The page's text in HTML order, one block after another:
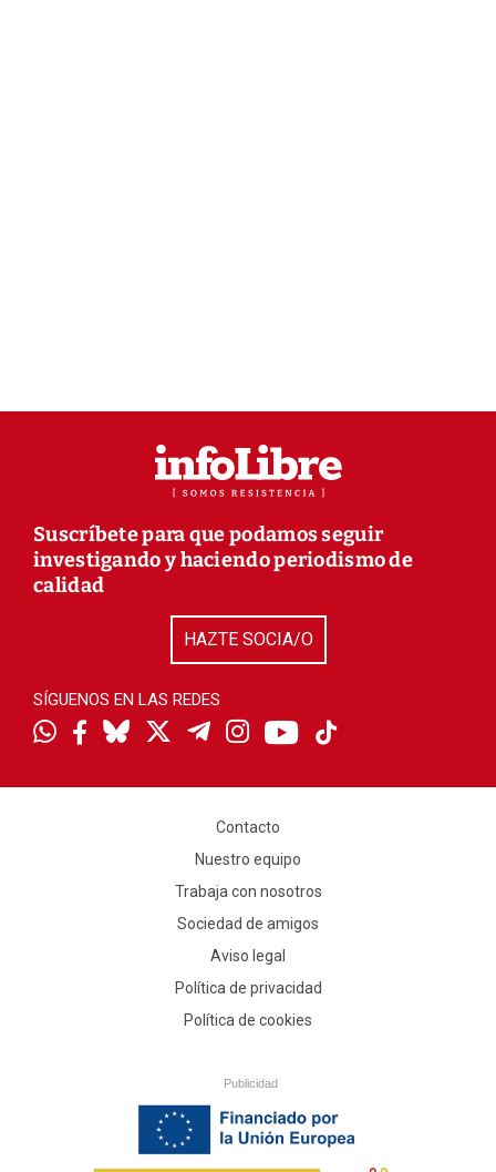
Suscríbete para que podamos seguir
investigando y haciendo periodismo de
calidad
HAZTE SOCIA/O
SÍGUENOS EN LAS REDES
Contacto
Nuestro equipo
Trabaja con nosotros
Sociedad de amigos
Aviso legal
Política de privacidad
Política de cookies
Publicidad